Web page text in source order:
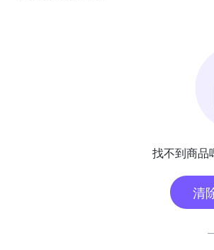
找不到商品
清